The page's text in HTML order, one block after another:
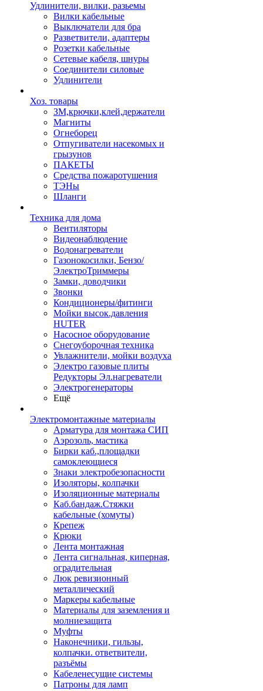
Удлинители, вилки, разьемы
Вилки кабельные
Выключатели для бра
Разветвители, адаптеры
Розетки кабельные
Сетевые кабеля, шнуры
Соединители силовые
Удлинители
Хоз. товары
ЗМ,крючки,клей,держатели
Магниты
Огнеборец
Отпугиватели насекомых и
грызунов
ПАКЕТЫ
Средства пожаротушения
ТЭНы
Шланги
Техника для дома
Вентиляторы
Видеонаблюдение
Водонагреватели
Газонокосилки, Бензо/
ЭлектроТриммеры
Замки, доводчики
Звонки
Кондиционеры/фитинги
Мойки высок.давления
HUTER
Насосное оборудование
Снегоуборочная техника
Увлажнители, мойки воздуха
Электро газовые плиты
Редукторы Эл.нагреватели
Электрогенераторы
Ещё
Электромонтажные материалы
Арматура для монтажа СИП
Аэрозоль, мастика
Бирки каб.,площадки
самоклеющиеся
Знаки электробезопасности
Изоляторы, колпачки
Изоляционные материалы
Каб.бандаж.Стяжки
кабельные (хомуты)
Крепеж
Крюки
Лента монтажная
Лента сигнальная, киперная,
оградительная
Люк ревизионный
металлический
Маркеры кабельные
Материалы для заземления и
молниезащита
Муфты
Наконечники, гильзы,
колпачки. ответвители,
разъёмы
Кабеленесущие системы
Патроны для ламп